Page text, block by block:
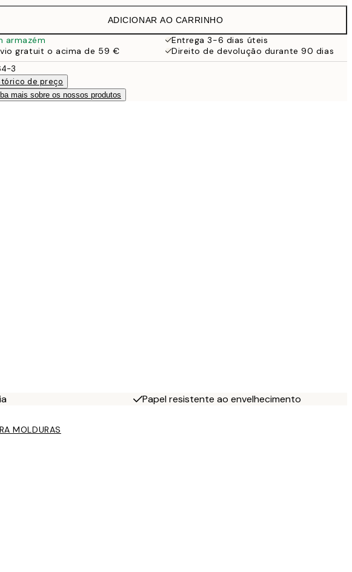
13 €
19,95 €
50x70 cm 16,23 €
32,45 €
ADICIONAR AO CARRINHO
armazém
Entrega 3-6 dias úteis
gratuit o acima de 59 €
Direito de devolução durante 90 dias
3
de preço
mais sobre os nossos produtos
Papel resistente ao envelhecimento
MOLDURAS